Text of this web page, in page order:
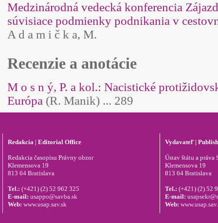
Medzinárodná vedecká konferencia
súvisiace podmienky podnikania v
A d a m i č k a, M.
Recenzie a anotácie
M o s n ý, P. a kol.: Nacistické
Európa (R. Manik) ... 289
Redakcia | Editorial Office
Redakcia časopisu Právny obzor
Klemensova 19
813 64 Bratislava
Tel.: (+421) (2) 52 962 325
E-mail: usappo@savba.sk
Web: www.usap.sav.sk
Vydavateľ |
Ústav štátu a práva
Klemensova 19
813 64 Bratislava
Tel.: (+421) (2) 52
E-mail:
Web: